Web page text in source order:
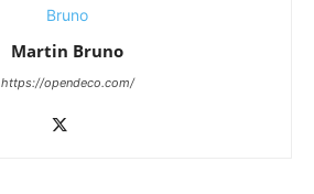
Martin Bruno
https://opendeco.com/